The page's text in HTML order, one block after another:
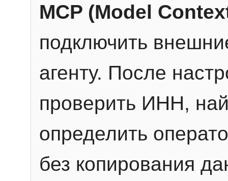
MCP (Model
подключить
агенту. После
проверить ИНН,
определить
без копирования